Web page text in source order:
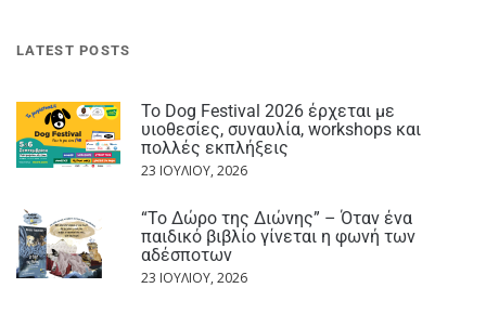
LATEST POSTS
Το Dog Festival 2026 έρχεται με
υιοθεσίες, συναυλία, workshops και
πολλές εκπλήξεις
23 ΙΟΥΛΊΟΥ, 2026
“Το Δώρο της Διώνης” – Όταν ένα
παιδικό βιβλίο γίνεται η φωνή των
αδέσποτων
23 ΙΟΥΛΊΟΥ, 2026